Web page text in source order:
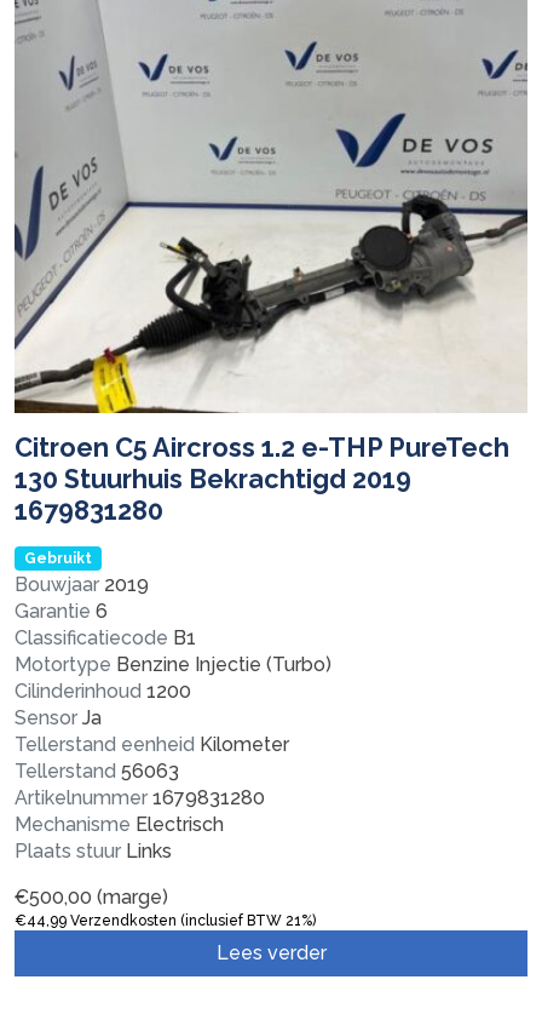
Citroen C5 Aircross 1.2 e-THP PureTech
130 Stuurhuis Bekrachtigd 2019
1679831280
Gebruikt
Bouwjaar 2019
Garantie 6
Classificatiecode B1
Motortype Benzine Injectie (Turbo)
Cilinderinhoud 1200
Sensor Ja
Tellerstand eenheid Kilometer
Tellerstand 56063
Artikelnummer 1679831280
Mechanisme Electrisch
Plaats stuur Links
€500,00 (marge)
€44,99 Verzendkosten (inclusief BTW 21%)
Lees verder